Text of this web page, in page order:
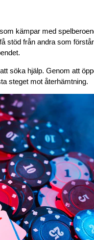
kämpar med
stöd från andra som
söka hjälp. Genom att
steget mot återhämtning.